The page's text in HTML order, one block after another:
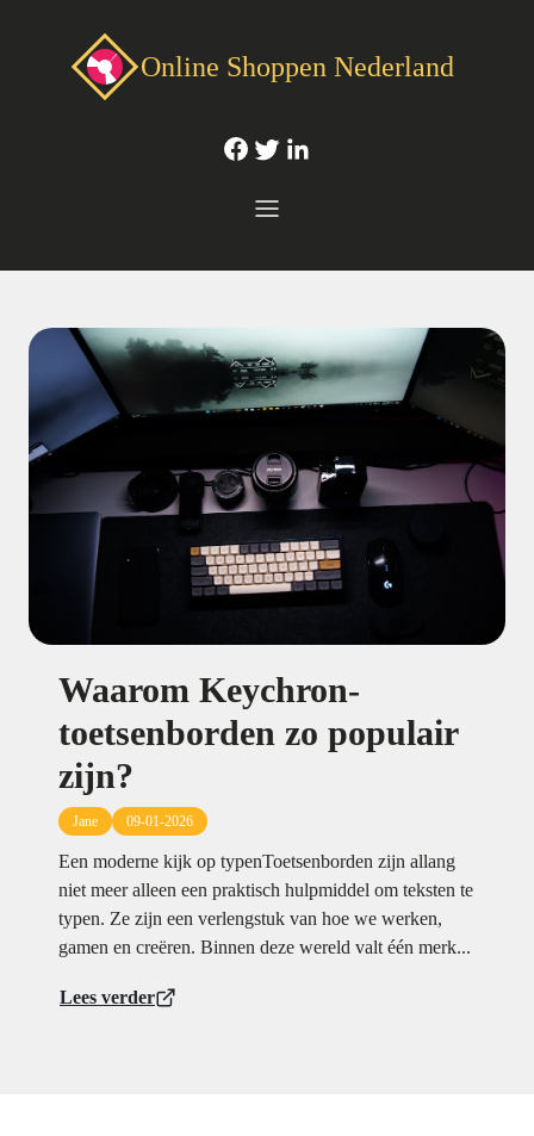
Online Shoppen Nederland
Waarom Keychron-
toetsenborden zo populair
zijn?
Jane 09-01-2026
Een moderne kijk op typenToetsenborden zijn allang
niet meer alleen een praktisch hulpmiddel om teksten te
typen. Ze zijn een verlengstuk van hoe we werken,
gamen en creëren. Binnen deze wereld valt één merk...
Lees verder